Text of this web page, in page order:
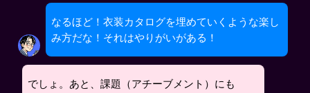
なるほど！衣装カタログを埋めていくような楽し
み方だな！それはやりがいがある！
でしょ。あと、課題（アチーブメント）にも